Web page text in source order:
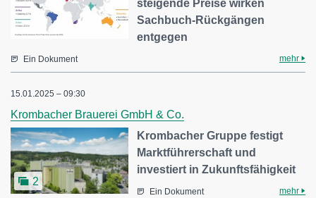
steigende Preise wirken
Sachbuch-Rückgängen
entgegen
Ein Dokument mehr
15.01.2025 – 09:30
Krombacher Brauerei GmbH & Co.
2
Krombacher Gruppe festigt
Marktführerschaft und
investiert in Zukunftsfähigkeit
Ein Dokument mehr